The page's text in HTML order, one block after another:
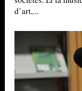
d’art,...